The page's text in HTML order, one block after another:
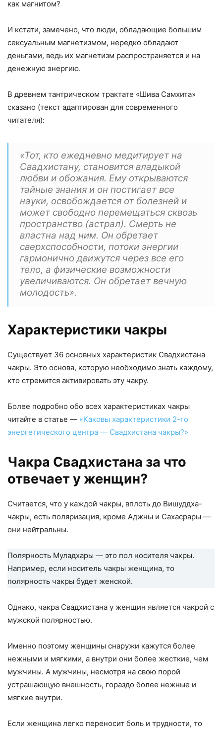
как магнитом?
И кстати, замечено, что люди, обладающие большим
сексуальным магнетизмом, нередко обладают
деньгами, ведь их магнетизм распространяется и на
денежную энергию.
В древнем тантрическом трактате «Шива Самхита»
сказано (текст адаптирован для современного
читателя):
«Тот, кто ежедневно медитирует на
Свадхистану, становится владыкой
любви и обожания. Ему открываются
тайные знания и он постигает все
науки, освобождается от болезней и
может свободно перемещаться сквозь
пространство (астрал). Смерть не
властна над ним. Он обретает
сверхспособности, потоки энергии
гармонично движутся через все его
тело, а физические возможности
увеличиваются. Он обретает вечную
молодость».
Характеристики чакры
Существует 36 основных характеристик Свадхистана
чакры. Это основа, которую необходимо знать каждому,
кто стремится активировать эту чакру.
Более подробно обо всех характеристиках чакры
читайте в статье — «Каковы характеристики 2-го
энергетического центра — Свадхистана чакры?»
Чакра Свадхистана за что
отвечает у женщин?
Считается, что у каждой чакры, вплоть до Вишуддха-
чакры, есть поляризация, кроме Аджны и Сахасрары —
они нейтральны.
Полярность Муладхары — это пол носителя чакры.
Например, если носитель чакры женщина, то
полярность чакры будет женской.
Однако, чакра Свадхистана у женщин является чакрой с
мужской полярностью.
Именно поэтому женщины снаружи кажутся более
нежными и мягкими, а внутри они более жесткие, чем
мужчины. А мужчины, несмотря на свою порой
устрашающую внешность, гораздо более нежные и
мягкие внутри.
Если женщина легко переносит боль и трудности, то